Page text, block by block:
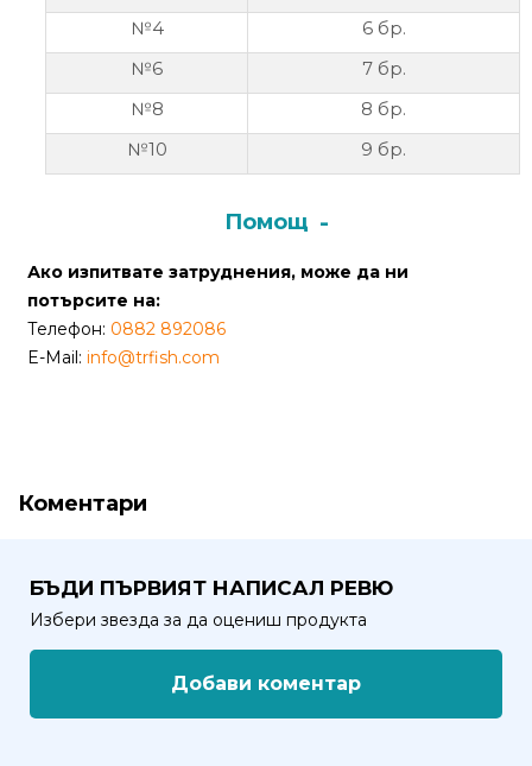
“бисквитки”
(Cookie)
права
запазени.
Weberest
№4
6 бр.
№6
7 бр.
№8
8 бр.
№10
9 бр.
Помощ
Ако изпитвате затруднения, може да ни
потърсите на:
Телефон: 0882 892086
E-Mail: info@trfish.com
Коментари
БЪДИ ПЪРВИЯТ НАПИСАЛ РЕВЮ
Избери звезда за да оцениш продукта
Добави коментар